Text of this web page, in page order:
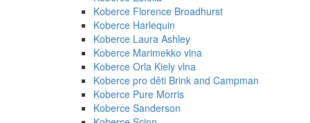
Koberce Florence Broadhurst
Koberce Harlequin
Koberce Laura Ashley
Koberce Marimekko vlna
Koberce Orla Kiely vlna
Koberce pro děti Brink and Campman
Koberce Pure Morris
Koberce Sanderson